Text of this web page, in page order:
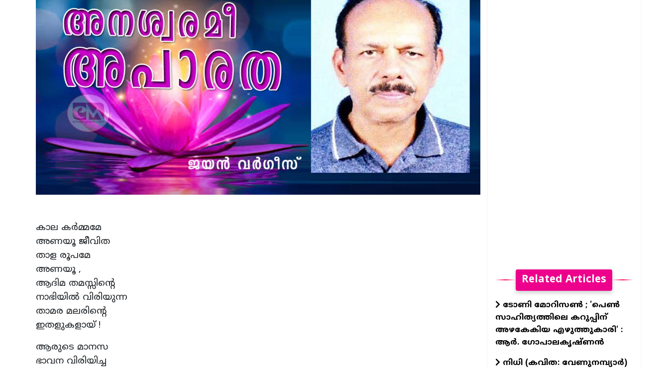
കാല കർമ്മമേ
അണയൂ ജീവിത
താള രൂപമേ
അണയൂ ,
ആദിമ തമസ്സിന്റെ
നാഭിയിൽ വിരിയുന്ന
താമര മലരിന്റെ
ഇതളുകളായ് !
ആരുടെ മാനസ
ഭാവന വിരിയിച്ച
Related Articles
ടോണി മോറിസൺ ; 'പെൺ
സാഹിത്യത്തിലെ കറുപ്പിന്
അഴകേകിയ എഴുത്തുകാരി' :
ആർ. ഗോപാലകൃഷ്ണൻ
നിധി (കവിത: വേണുനമ്പ്യാർ)